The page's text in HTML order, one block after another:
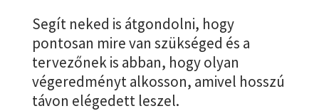
Segít neked is átgondolni, hogy
pontosan mire van szükséged és a
tervezőnek is abban, hogy olyan
végeredményt alkosson, amivel hosszú
távon elégedett leszel.